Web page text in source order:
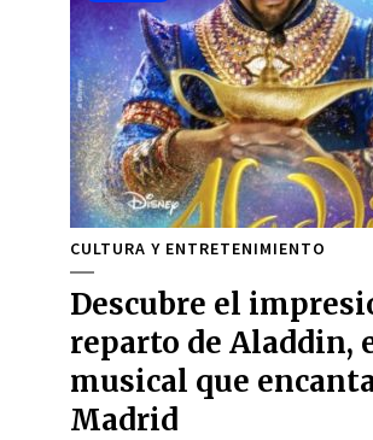
CULTURA Y ENTRETENIMIENTO
Descubre el
reparto de Aladdin,
musical que
Madrid